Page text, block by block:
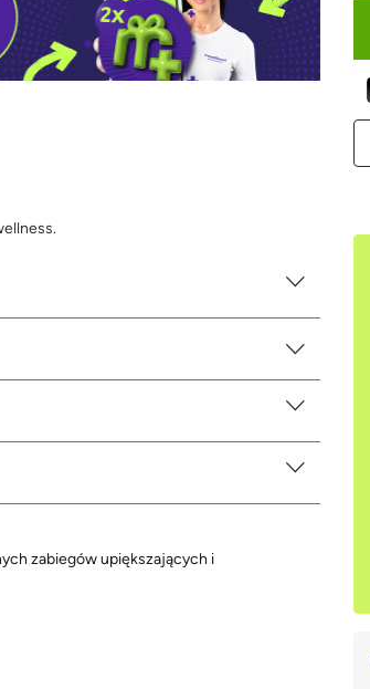
zabiegów upiększających i